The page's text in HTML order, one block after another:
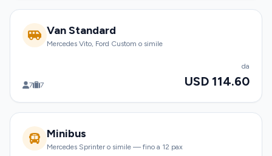
Van Standard
Mercedes Vito, Ford Custom o simile
7 7
da
USD 114.60
Minibus
Mercedes Sprinter o simile — fino a 12 pax